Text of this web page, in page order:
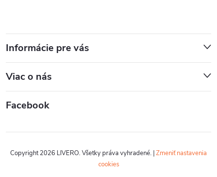
Informácie pre vás
Viac o nás
Facebook
Copyright 2026 LIVERO. Všetky práva vyhradené. |Zmeniť nastavenia
cookies